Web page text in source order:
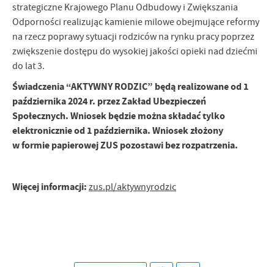
strategiczne Krajowego Planu Odbudowy i Zwiększania
Odporności realizując kamienie milowe obejmujące reformy
na rzecz poprawy sytuacji rodziców na rynku pracy poprzez
zwiększenie dostępu do wysokiej jakości opieki nad dziećmi
do lat 3.
Świadczenia “AKTYWNY RODZIC” będą realizowane od 1
października 2024 r. przez Zakład Ubezpieczeń
Społecznych. Wniosek będzie można składać tylko
elektronicznie od 1 października. Wniosek złożony
w formie papierowej ZUS pozostawi bez rozpatrzenia.
Więcej informacji: zus.pl/aktywnyrodzic